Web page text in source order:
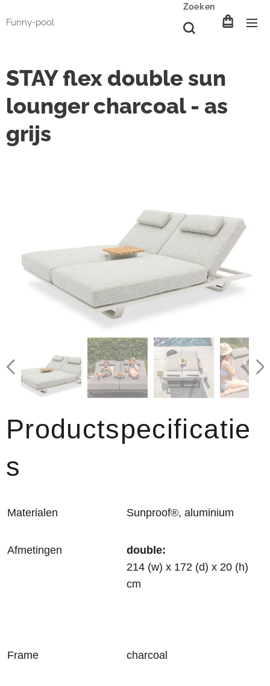
Funny-pool
Zoeken
STAY flex double sun
lounger charcoal - as
grijs
Productspecificatie
s
Materialen Sunproof®, aluminium
Afmetingen
double:
214 (w) x 172 (d) x 20 (h)
cm
Frame charcoal